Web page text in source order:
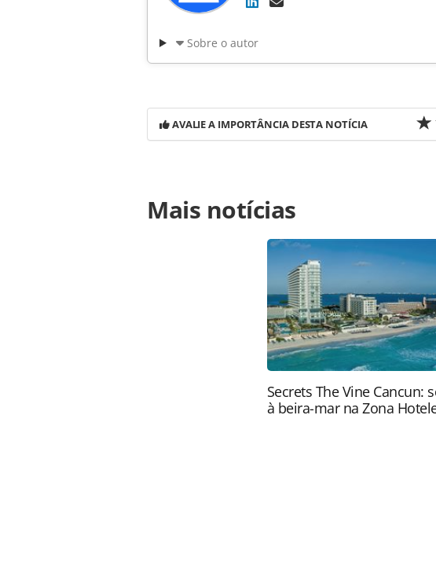
Sobre o autor
AVALIE A IMPORTÂNCIA DESTA NOTÍCIA
https://www.panrotas.com.br/noticia-turismo/
assumir-hotel-em-guarulhos-sp-_74322.html ou
Todo o conteúdo produzido pela PANROTAS
brasileira sobre direito autoral. Não reproduza o
PANROTAS Editora (copyright@panrotas.com.br).
Mais notícias
Secrets The Vine Cancun:
à beira-mar na Zona